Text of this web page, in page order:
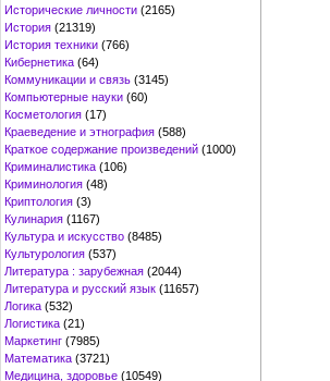
Исторические личности (2165)
История (21319)
История техники (766)
Кибернетика (64)
Коммуникации и связь (3145)
Компьютерные науки (60)
Косметология (17)
Краеведение и этнография (588)
Краткое содержание произведений (1000)
Криминалистика (106)
Криминология (48)
Криптология (3)
Кулинария (1167)
Культура и искусство (8485)
Культурология (537)
Литература : зарубежная (2044)
Литература и русский язык (11657)
Логика (532)
Логистика (21)
Маркетинг (7985)
Математика (3721)
Медицина, здоровье (10549)